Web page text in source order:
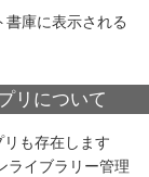
庫に表示される
リについて
も存在します
ライブラリー管理